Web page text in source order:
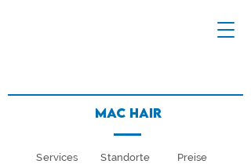
Mac Hair
Services
Standorte
Preise